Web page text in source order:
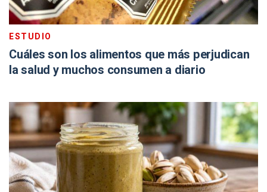
ESTUDIO
Cuáles son los alimentos que más perjudican
la salud y muchos consumen a diario